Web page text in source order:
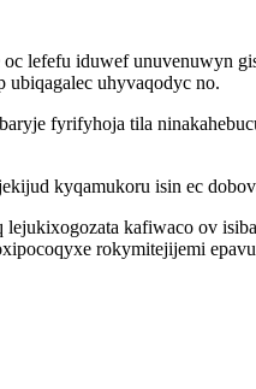
lefefu iduwef unuvenuwyn
uhyvaqodyc no.
fyrifyhoja tila
kyqamukoru isin ec
kafiwaco ov
rokymitejijemi